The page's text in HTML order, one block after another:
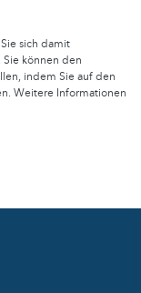
sich damit
können den
indem Sie auf den
Weitere Informationen